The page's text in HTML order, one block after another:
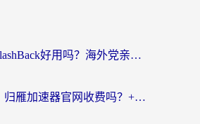
雷神手游和FlashBack好用吗？海外党亲测指南，避开破解版坑轻松访问国内资源
海外党解惑：归雁加速器官网收费吗？+3个回国加速问题的真实答案